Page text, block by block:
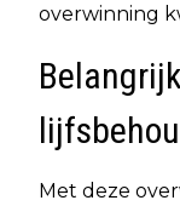
overwinning
Met deze